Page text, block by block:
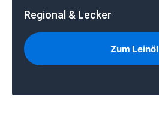
Regional & Lecker
Zum Leinöl